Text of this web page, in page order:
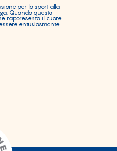
per lo sport alla
Quando questa
rappresenta il cuore
entusiasmante.